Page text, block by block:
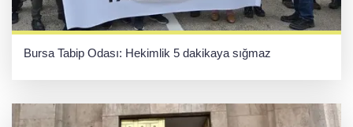
Bursa Tabip Odası: Hekimlik 5 dakikaya sığmaz